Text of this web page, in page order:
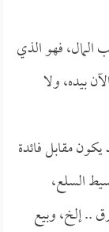
المال، فهو الذي
بيده، ولا
يكون مقابل فائدة
السلع،
.. إلخ، وبيع